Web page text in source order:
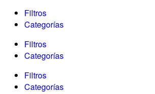
Filtros
Categorías
Filtros
Categorías
Filtros
Categorías